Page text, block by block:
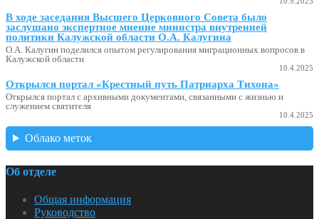
В ходе заседания Высшего Церковного Совета было
заслушано экспертное мнение министра внутренней
политики Калужской области О.А. Калугина
О.А. Калугин поделился опытом регулирования миграционных вопросов в
Калужской области
10.4.2025
Открылся портал «Крестный путь Патриарха Тихона»
Открылся портал с архивными документами, связанными с жизнью и
служением святителя
10.4.2025
Облако меток
Об отделе
Общая информация
Руководство